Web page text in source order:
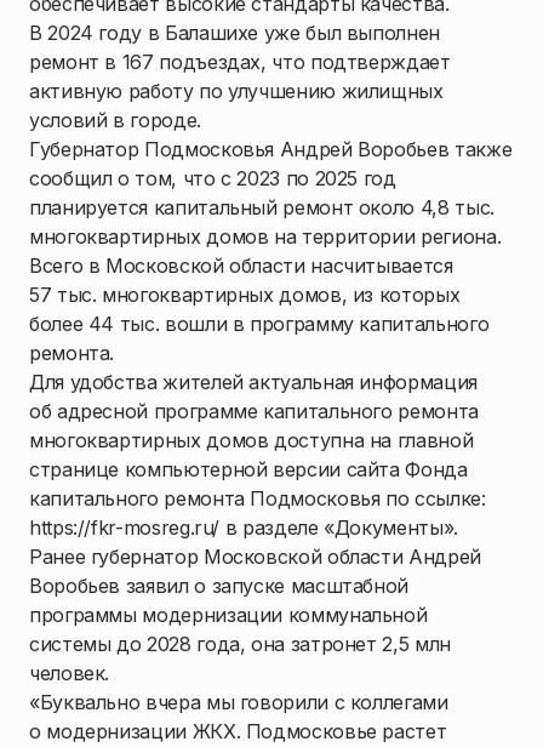
В 2024 году в Балашихе уже был выполнен
ремонт в 167 подъездах, что подтверждает
активную работу по улучшению жилищных
условий в городе.
Губернатор Подмосковья Андрей Воробьев также
сообщил о том, что с 2023 по 2025 год
планируется капитальный ремонт около 4,8 тыс.
многоквартирных домов на территории региона.
Всего в Московской области насчитывается
57 тыс. многоквартирных домов, из которых
более 44 тыс. вошли в программу капитального
ремонта.
Для удобства жителей актуальная информация
об адресной программе капитального ремонта
многоквартирных домов доступна на главной
странице компьютерной версии сайта Фонда
капитального ремонта Подмосковья по ссылке:
https://fkr-mosreg.ru/ в разделе «Документы».
Ранее губернатор Московской области Андрей
Воробьев заявил о запуске масштабной
программы модернизации коммунальной
системы до 2028 года, она затронет 2,5 млн
человек.
«Буквально вчера мы говорили с коллегами
о модернизации ЖКХ. Подмосковье растет